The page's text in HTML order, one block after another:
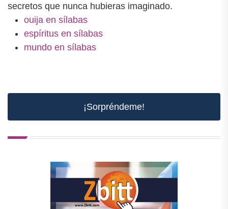
secretos que nunca hubieras imaginado.
ouija en sílabas
espíritus en sílabas
mundo en sílabas
¡Sorpréndeme!